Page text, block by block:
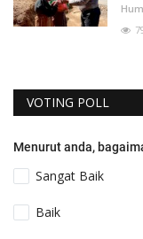
VOTING POLL
Menurut anda,
Sangat Baik
Baik